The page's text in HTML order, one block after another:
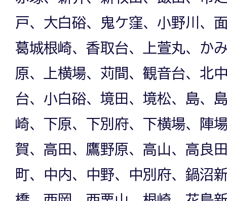
戸、大白硲、鬼ケ窪、小野川、
葛城根崎、香取台、上萱丸、か
原、上横場、苅間、観音台、北
台、小白硲、境田、境松、島、
崎、下原、下別府、下横場、陣
賀、高田、鷹野原、高山、高良
町、中内、中野、中別府、鍋沼